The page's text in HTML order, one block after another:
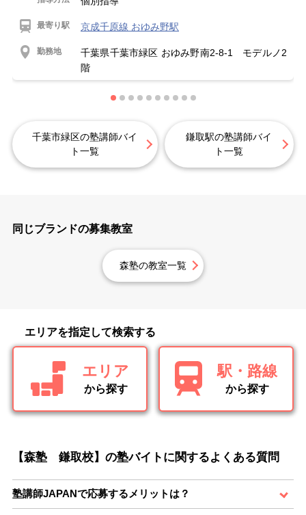
最寄り駅 京成千原線 おゆみ野駅
勤務地
千葉県千葉市緑区 おゆみ野南2-8-1 モデルノ2
階
千葉市緑区の塾講師バイ
ト一覧
鎌取駅の塾講師バイ
ト一覧
同じブランドの募集教室
森塾の教室一覧
エリアを指定して検索する
エリア
から探す
駅・路線
から探す
【森塾 鎌取校】の塾バイトに関するよくある質問
塾講師JAPANで応募するメリットは？